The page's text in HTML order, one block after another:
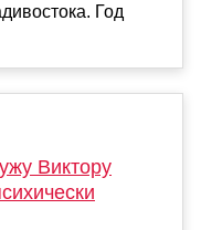
Год
Виктору